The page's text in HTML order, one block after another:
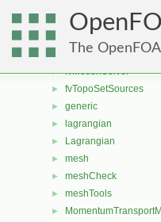
The
fvMeshStitchers
fvMeshTopoChangers
fvModels
► fvMotionSolver
► fvTopoSetSources
► generic
► lagrangian
► Lagrangian
► mesh
► meshCheck
► meshTools
►